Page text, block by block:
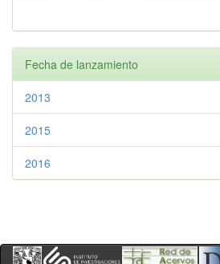
Fecha de lanzamiento
2013
2015
2016